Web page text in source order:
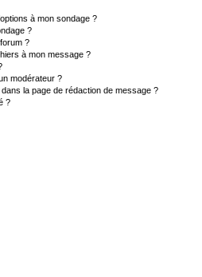
à mon sondage ?
?
?
à mon message ?
modérateur ?
la page de rédaction de message ?
?